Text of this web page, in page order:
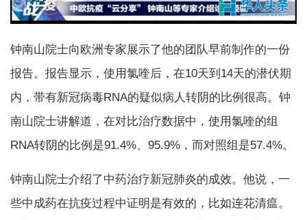
钟南山院士向欧洲专家展示了他的团队早前制作的一份
报告。报告显示，使用氯喹后，在10天到14天的潜伏期
内，带有新冠病毒RNA的疑似病人转阴的比例很高。钟
南山院士讲解道，在对比治疗数据中，使用氯喹的组
RNA转阴的比例是91.4%、95.9%，而对照组是57.4%。
钟南山院士介绍了中药治疗新冠肺炎的成效。他说，一
些中成药在抗疫过程中证明是有效的，比如连花清瘟。